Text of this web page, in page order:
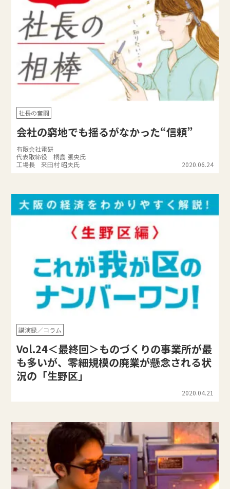
社長の奮闘
会社の窮地でも揺るがなかった“信頼”
有限会社電研
代表取締役 桐島 張央氏
工場長 来田村 昭夫氏
2020.06.24
講演録／コラム
Vol.24＜最終回＞ものづくりの事業所が最
も多いが、零細規模の廃業が懸念される状
況の「生野区」
2020.04.21